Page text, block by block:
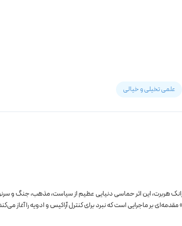
علمی تخیلی و خیالی
هربرت، این اثر حماسی دنیایی عظیم از سیاست، مذهب، جنگ و
بر ماجرایی است که نبرد برای کنترل آراکیس و ادویه را آغاز